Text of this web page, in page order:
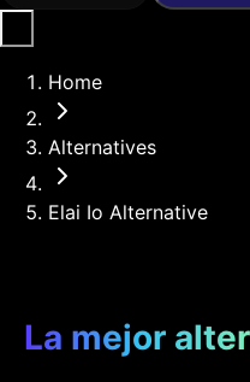
Home
Alternatives
Elai Io Alternative
La mejor